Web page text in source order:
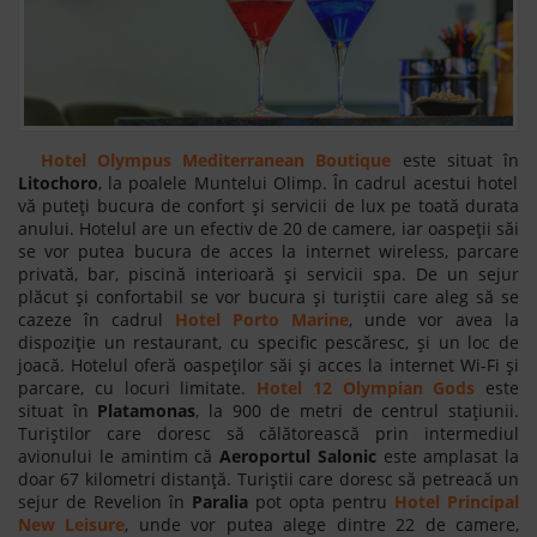
Hotel Olympus Mediterranean Boutique este situat în
Litochoro, la poalele Muntelui Olimp. În cadrul acestui hotel
vă puteți bucura de confort și servicii de lux pe toată durata
anului. Hotelul are un efectiv de 20 de camere, iar oaspeții săi
se vor putea bucura de acces la internet wireless, parcare
privată, bar, piscină interioară și servicii spa. De un sejur
plăcut și confortabil se vor bucura și turiștii care aleg să se
cazeze în cadrul Hotel Porto Marine, unde vor avea la
dispoziție un restaurant, cu specific pescăresc, și un loc de
joacă. Hotelul oferă oaspeților săi și acces la internet Wi-Fi și
parcare, cu locuri limitate. Hotel 12 Olympian Gods este
situat în Platamonas, la 900 de metri de centrul stațiunii.
Turiștilor care doresc să călătorească prin intermediul
avionului le amintim că Aeroportul Saloniceste amplasat la
doar 67 kilometri distanță. Turiștii care doresc să petreacă un
sejur de Revelion în Paralia pot opta pentru Hotel Principal
New Leisure, unde vor putea alege dintre 22 de camere,